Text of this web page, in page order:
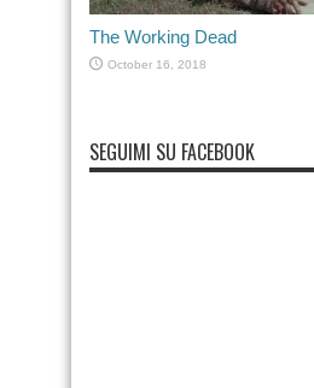
The Working Dead
October 16, 2018
SEGUIMI SU FACEBOOK